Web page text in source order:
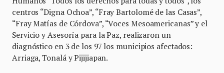
centros “Digna Ochoa”, “Fray Bartolomé de las Casas”,
“Fray Matías de Córdova”, “Voces Mesoamericanas” y el
Servicio y Asesoría para la Paz, realizaron un
diagnóstico en 3 de los 97 los municipios afectados:
Arriaga, Tonalá y Pijijiapan.